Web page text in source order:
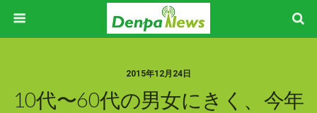
2015年12月24日
10代〜60代の男女にきく、今年